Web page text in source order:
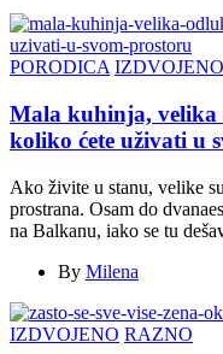
PORODICA IZDVOJENO
Mala kuhinja, velika
koliko ćete uživati u
Ako živite u stanu, velike
prostrana. Osam do
na Balkanu, iako se tu
By Milena
IZDVOJENO RAZNO